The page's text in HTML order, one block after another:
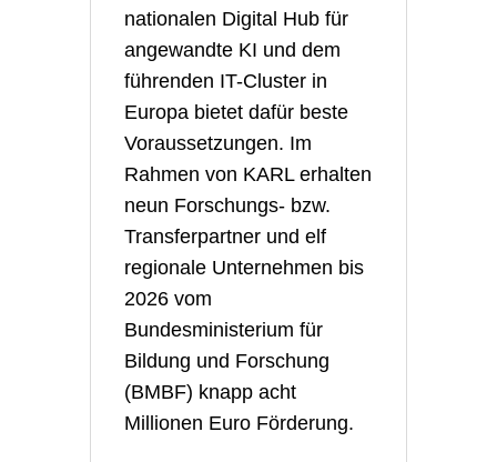
nationalen Digital Hub für
angewandte KI und dem
führenden IT-Cluster in
Europa bietet dafür beste
Voraussetzungen. Im
Rahmen von KARL erhalten
neun Forschungs- bzw.
Transferpartner und elf
regionale Unternehmen bis
2026 vom
Bundesministerium für
Bildung und Forschung
(BMBF) knapp acht
Millionen Euro Förderung.